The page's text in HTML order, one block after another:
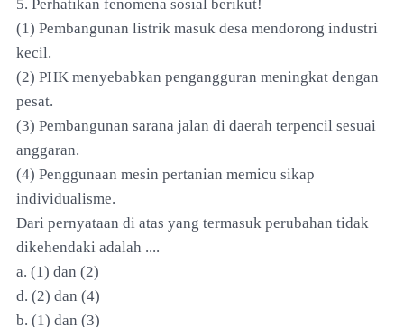
5. Perhatikan fenomena sosial berikut!
(1) Pembangunan listrik masuk desa mendorong industri
kecil.
(2) PHK menyebabkan pengangguran meningkat dengan
pesat.
(3) Pembangunan sarana jalan di daerah terpencil sesuai
anggaran.
(4) Penggunaan mesin pertanian memicu sikap
individualisme.
Dari pernyataan di atas yang termasuk perubahan tidak
dikehendaki adalah ....
a. (1) dan (2)
d. (2) dan (4)
b. (1) dan (3)